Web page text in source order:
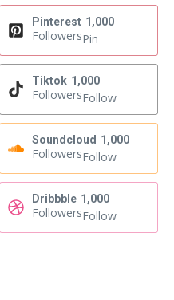
Pinterest 1,000
FollowersPin
Tiktok 1,000
FollowersFollow
Soundcloud 1,000
FollowersFollow
Dribbble 1,000
FollowersFollow